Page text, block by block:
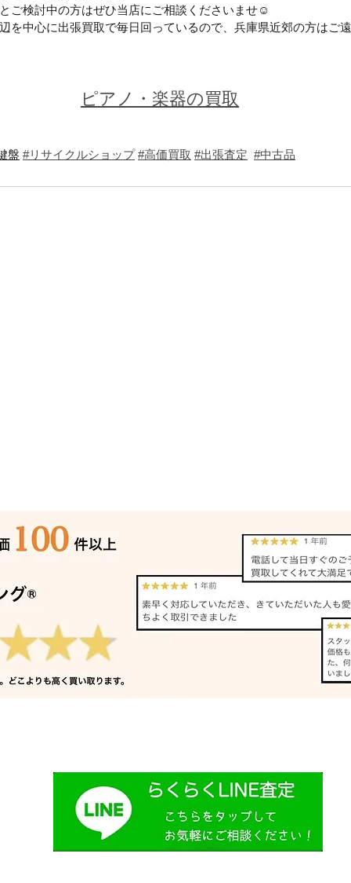
ご検討中の方はぜひ当店にご相談くださいませ☺
を中心に出張買取で毎日回っているので、兵庫県近郊の方はご
ピアノ・楽器の買取
盤 #リサイクルショップ #高価買取 #出張査定 #中古品
電子ピアノ 出張買取 明石｜
姫路の買取専門店
サ
路